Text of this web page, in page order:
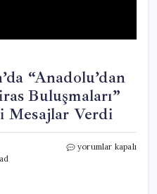
“Anadolu’dan
Buluşmaları”
Mesajlar Verdi
Bilal
yorumlar kapalı